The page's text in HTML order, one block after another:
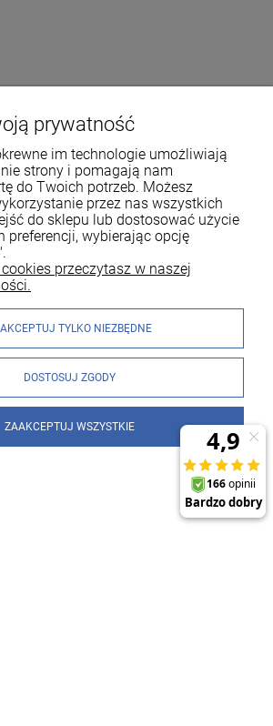
prywatność
im technologie umożliwiają
strony i pomagają nam
do Twoich potrzeb. Możesz
przez nas wszystkich
do sklepu lub dostosować użycie
preferencji, wybierając opcję
przeczytasz w naszej
TYLKO NIEZBĘDNE
DOSTOSUJ ZGODY
ZAAKCEPTUJ WSZYSTKIE